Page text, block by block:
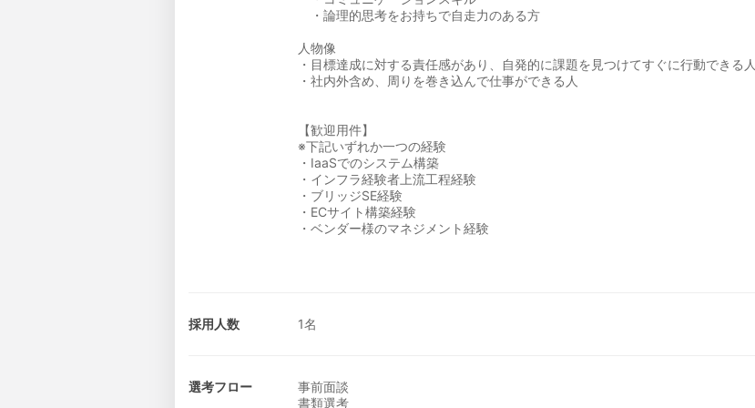
・論理的思考をお持ちで自走力のある方
人物像
・目標達成に対する責任感があり、自発的に課題を見つけてすぐに行動できる人
・社内外含め、周りを巻き込んで仕事ができる人
【歓迎用件】
※下記いずれか一つの経験
・IaaSでのシステム構築
・インフラ経験者上流工程経験
・ブリッジSE経験
・ECサイト構築経験
・ベンダー様のマネジメント経験
採用人数 1名
選考フロー
事前面談
書類選考